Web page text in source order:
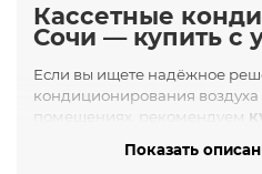
Кассетные
Сочи — купить с
Если вы ищете надёжное
кондиционирования воздуха
помещениях, рекомендуем
Это оптимальный выбор для
Показать